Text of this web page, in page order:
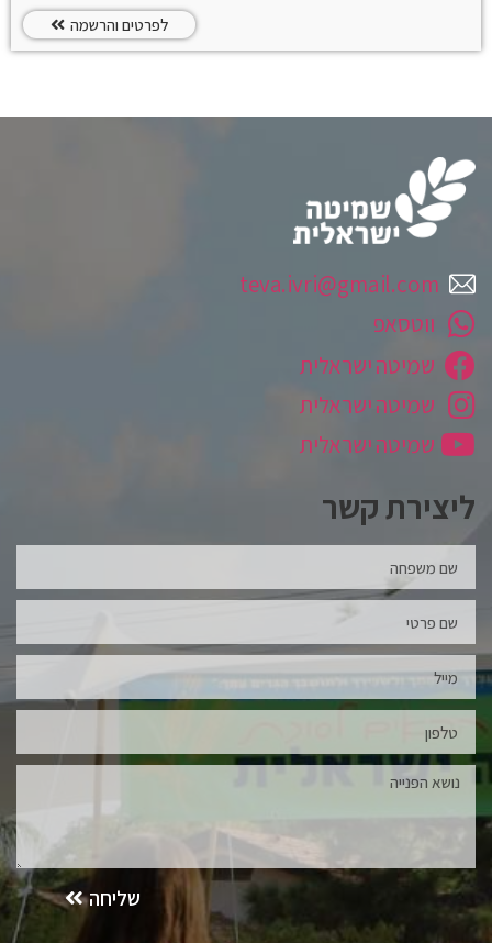
לפרטים והרשמה
teva.ivri@gmail.com
ווטסאפ
שמיטה ישראלית
שמיטה ישראלית
שמיטה ישראלית
ליצירת קשר
שליחה